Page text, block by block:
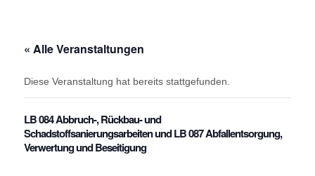
« Alle Veranstaltungen
Diese Veranstaltung hat bereits stattgefunden.
LB 084 Abbruch-, Rückbau- und
Schadstoffsanierungsarbeiten und LB 087 Abfallentsorgung,
Verwertung und Beseitigung